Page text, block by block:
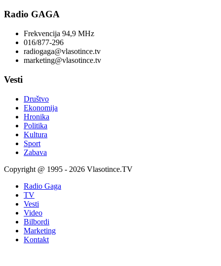
Radio GAGA
Frekvencija 94,9 MHz
016/877-296
radiogaga@vlasotince.tv
marketing@vlasotince.tv
Vesti
Društvo
Ekonomija
Hronika
Politika
Kultura
Sport
Zabava
Copyright @ 1995 - 2026 Vlasotince.TV
Radio Gaga
TV
Vesti
Video
Bilbordi
Marketing
Kontakt